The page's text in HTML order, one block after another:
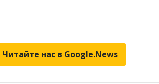
Читайте нас в Google.News